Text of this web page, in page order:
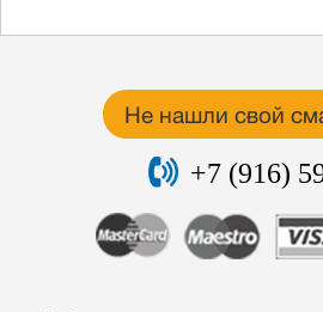
Не нашли свой
+7 (916)